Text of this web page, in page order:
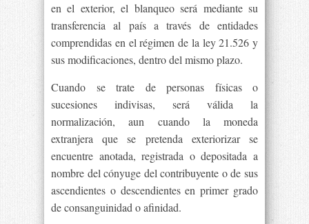
en el exterior, el blanqueo será mediante su
transferencia al país a través de entidades
comprendidas en el régimen de la ley 21.526 y
sus modificaciones, dentro del mismo plazo.
Cuando se trate de personas físicas o
sucesiones indivisas, será válida la
normalización, aun cuando la moneda
extranjera que se pretenda exteriorizar se
encuentre anotada, registrada o depositada a
nombre del cónyuge del contribuyente o de sus
ascendientes o descendientes en primer grado
de consanguinidad o afinidad.